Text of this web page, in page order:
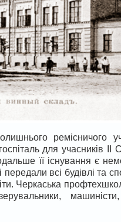
ремісничого
для учасників
її існування є
всі будівлі та
Черкаська